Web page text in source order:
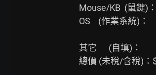
Mouse/KB  (鼠鍵)：
OS    (作業系統)：
其它      (自填)：
總價 (未稅/含稅)：